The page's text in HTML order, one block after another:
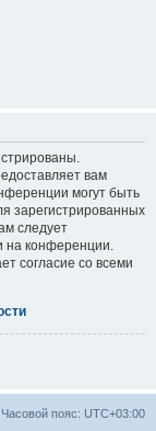
вам
могут быть
зарегистрированных
следует
на конференции.
согласие со всеми
Часовой пояс: UTC+03:00